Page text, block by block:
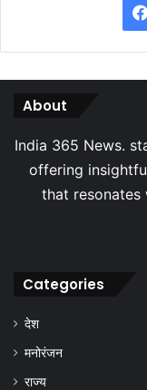
About
Categories
देश
मनोरंजन
राज्य